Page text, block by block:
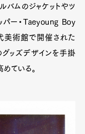
ムのジャケットやツ
パー・Taeyoung Boy
美術館で開催された
グッズデザインを手掛
ている。